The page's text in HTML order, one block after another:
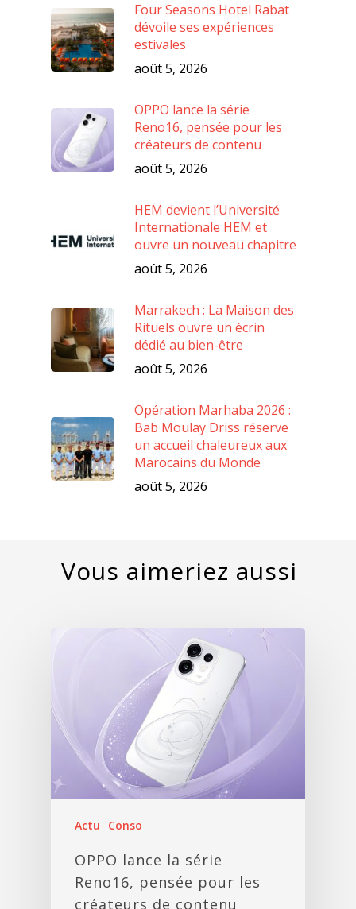
Four Seasons Hotel Rabat
dévoile ses expériences
estivales
août 5, 2026
OPPO lance la série
Reno16, pensée pour les
créateurs de contenu
août 5, 2026
HEM devient l’Université
Internationale HEM et
ouvre un nouveau chapitre
août 5, 2026
Marrakech : La Maison des
Rituels ouvre un écrin
dédié au bien-être
août 5, 2026
Opération Marhaba 2026 :
Bab Moulay Driss réserve
un accueil chaleureux aux
Marocains du Monde
août 5, 2026
Actu Conso
OPPO lance la série
Reno16, pensée pour les
créateurs de contenu